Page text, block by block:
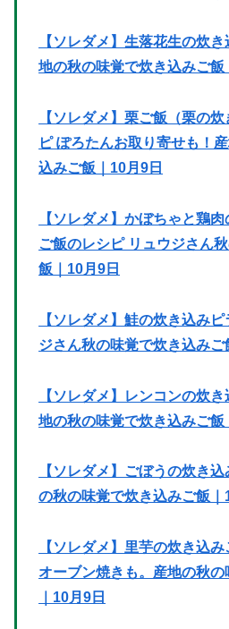
【ソレダメ】生落花生の炊
地の秋の味覚で炊き込みご飯
【ソレダメ】栗ご飯（栗の
ピ ぽろたんお取り寄せも！
込みご飯｜10月9日
【ソレダメ】かぼちゃと鶏
ご飯のレシピ リュウジさん
飯｜10月9日
【ソレダメ】鮭の炊き込み
ジさん秋の味覚で炊き込みご
【ソレダメ】レンコンの炊
地の秋の味覚で炊き込みご飯
【ソレダメ】ごぼうの炊き
の秋の味覚で炊き込みご飯｜
【ソレダメ】里芋の炊き込
オーブン焼きも。産地の秋
｜10月9日